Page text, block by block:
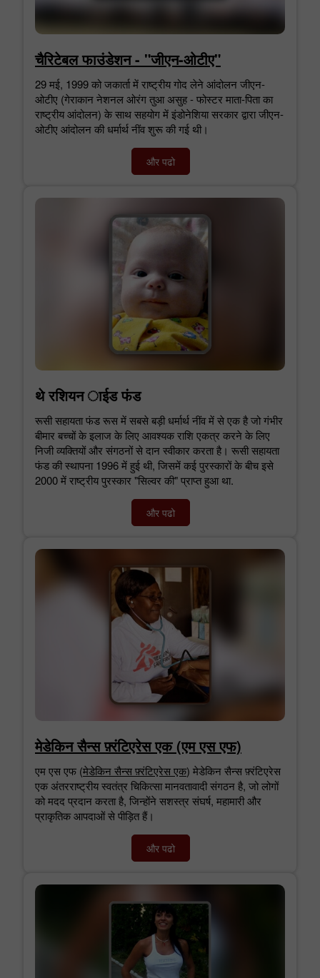
चैरिटेबल फाउंडेशन - "जीएन-ओटीए"
29 मई, 1999 को जकार्ता में राष्ट्रीय गोद लेने आंदोलन जीएन-
ओटीए (गेराकान नेशनल ओरंग तुआ असुह - फोस्टर माता-पिता का
राष्ट्रीय आंदोलन) के साथ सहयोग में इंडोनेशिया सरकार द्वारा जीएन-
ओटीए आंदोलन की धर्मार्थ नींव शुरू की गई थी।
और पढो
थे रशियन ाईड फंड
रूसी सहायता फंड रूस में सबसे बड़ी धर्मार्थ नींव में से एक है जो गंभीर
बीमार बच्चों के इलाज के लिए आवश्यक राशि एकत्र करने के लिए
निजी व्यक्तियों और संगठनों से दान स्वीकार करता है। रूसी सहायता
फंड की स्थापना 1996 में हुई थी, जिसमें कई पुरस्कारों के बीच इसे
2000 में राष्ट्रीय पुरस्कार "सिल्वर की" प्राप्त हुआ था.
और पढो
मेडेकिन सैन्स फ़्रंटिएरेस एक (एम एस एफ)
एम एस एफ (मेडेकिन सैन्स फ़्रंटिएरेस एक) मेडेकिन सैन्स फ़्रंटिएरेस
एक अंतरराष्ट्रीय स्वतंत्र चिकित्सा मानवतावादी संगठन है, जो लोगों
को मदद प्रदान करता है, जिन्होंने सशस्त्र संघर्ष, महामारी और
प्राकृतिक आपदाओं से पीड़ित हैं।
और पढो